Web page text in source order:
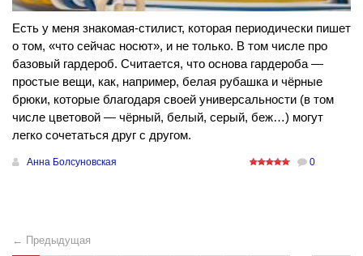
Есть у меня знакомая-стилист, которая периодически пишет
о том, «что сейчас носют», и не только. В том числе про
базовый гардероб. Считается, что основа гардероба —
простые вещи, как, например, белая рубашка и чёрные
брюки, которые благодаря своей универсальности (в том
числе цветовой — чёрный, белый, серый, беж…) могут
легко сочетаться друг с другом.
Анна Болсуновская 0
← Предыдущая